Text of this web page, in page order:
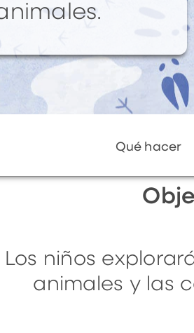
Qué hacer
Los niños
animales y las